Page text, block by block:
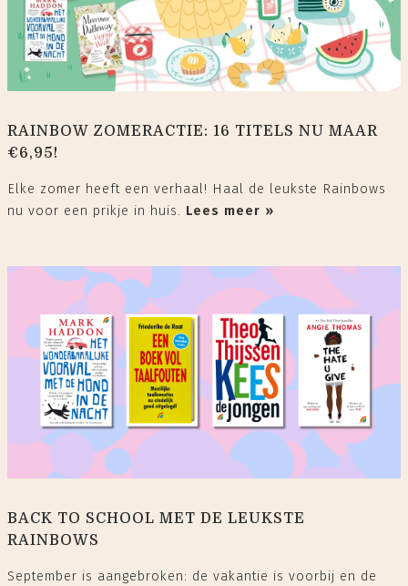
RAINBOW ZOMERACTIE: 16 TITELS NU MAAR
€6,95!
Elke zomer heeft een verhaal! Haal de leukste Rainbows
nu voor een prikje in huis. Lees meer »
BACK TO SCHOOL MET DE LEUKSTE
RAINBOWS
September is aangebroken: de vakantie is voorbij en de